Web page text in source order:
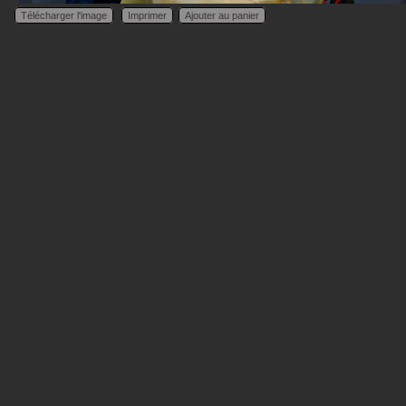
Télécharger l'image Imprimer Ajouter au panier